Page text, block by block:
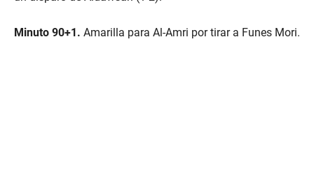
Minuto 90+1. Amarilla para Al-Amri por tirar a Funes Mori.